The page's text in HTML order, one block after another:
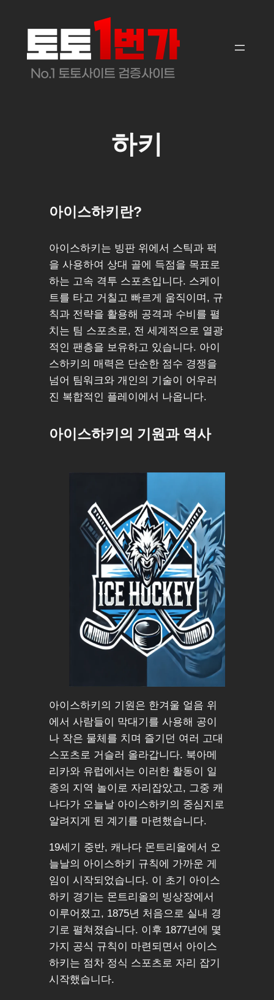
하키
아이스하키란?
아이스하키는 빙판 위에서 스틱과 퍽
을 사용하여 상대 골에 득점을 목표로
하는 고속 격투 스포츠입니다. 스케이
트를 타고 거칠고 빠르게 움직이며, 규
칙과 전략을 활용해 공격과 수비를 펼
치는 팀 스포츠로, 전 세계적으로 열광
적인 팬층을 보유하고 있습니다. 아이
스하키의 매력은 단순한 점수 경쟁을
넘어 팀워크와 개인의 기술이 어우러
진 복합적인 플레이에서 나옵니다.
아이스하키의 기원과 역사
아이스하키의 기원은 한겨울 얼음 위
에서 사람들이 막대기를 사용해 공이
나 작은 물체를 치며 즐기던 여러 고대
스포츠로 거슬러 올라갑니다. 북아메
리카와 유럽에서는 이러한 활동이 일
종의 지역 놀이로 자리잡았고, 그중 캐
나다가 오늘날 아이스하키의 중심지로
알려지게 된 계기를 마련했습니다.
19세기 중반, 캐나다 몬트리올에서 오
늘날의 아이스하키 규칙에 가까운 게
임이 시작되었습니다. 이 초기 아이스
하키 경기는 몬트리올의 빙상장에서
이루어졌고, 1875년 처음으로 실내 경
기로 펼쳐졌습니다. 이후 1877년에 몇
가지 공식 규칙이 마련되면서 아이스
하키는 점차 정식 스포츠로 자리 잡기
시작했습니다.